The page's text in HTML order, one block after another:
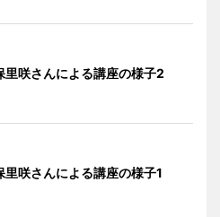
里咲さんによる講座の様子2
里咲さんによる講座の様子1